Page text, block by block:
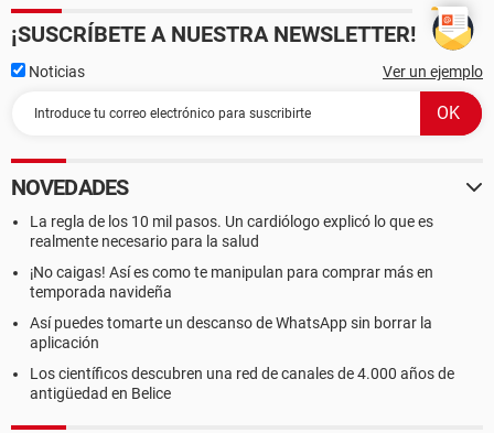
¡SUSCRÍBETE A NUESTRA NEWSLETTER!
Noticias Ver un ejemplo
NOVEDADES
La regla de los 10 mil pasos. Un cardiólogo explicó lo que es
realmente necesario para la salud
¡No caigas! Así es como te manipulan para comprar más en
temporada navideña
Así puedes tomarte un descanso de WhatsApp sin borrar la
aplicación
Los científicos descubren una red de canales de 4.000 años de
antigüedad en Belice